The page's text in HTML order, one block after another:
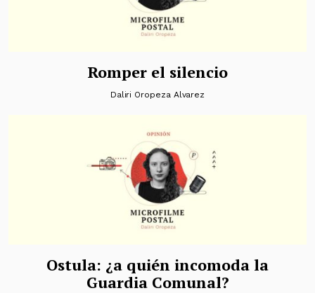
Romper el silencio
Daliri Oropeza Alvarez
Ostula: ¿a quién incomoda la
Guardia Comunal?